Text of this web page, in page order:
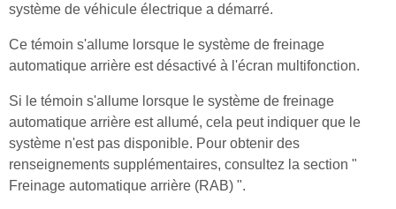
système de véhicule électrique a démarré.
Ce témoin s'allume lorsque le système de freinage
automatique arrière est désactivé à l'écran multifonction.
Si le témoin s'allume lorsque le système de freinage
automatique arrière est allumé, cela peut indiquer que le
système n'est pas disponible. Pour obtenir des
renseignements supplémentaires, consultez la section "
Freinage automatique arrière (RAB) ".